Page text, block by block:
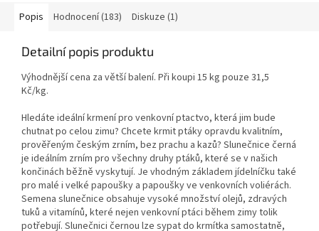
Popis Hodnocení (183) Diskuze (1)
Detailní popis produktu
Výhodnější cena za větší balení. Při koupi 15 kg pouze 31,5
Kč/kg.
Hledáte ideální krmení pro venkovní ptactvo, která jim bude
chutnat po celou zimu? Chcete krmit ptáky opravdu kvalitním,
prověřeným českým zrním, bez prachu a kazů? Slunečnice černá
je ideálním zrním pro všechny druhy ptáků, které se v našich
končinách běžně vyskytují. Je vhodným základem jídelníčku také
pro malé i velké papoušky a papoušky ve venkovních voliérách.
Semena slunečnice obsahuje vysoké množství olejů, zdravých
tuků a vitamínů, které nejen venkovní ptáci během zimy tolik
potřebují. Slunečnici černou lze sypat do krmítka samostatně,